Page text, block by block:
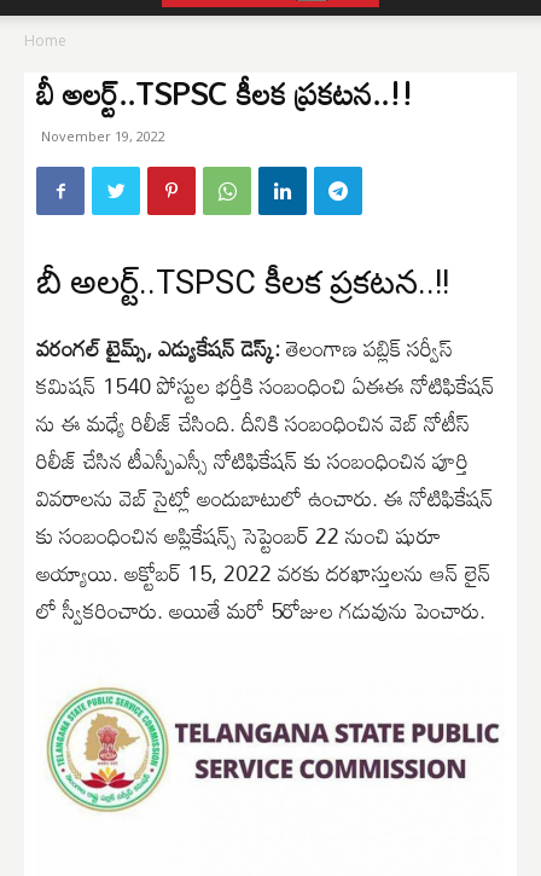
Home
బీ అలర్ట్..TSPSC కీలక ప్రకటన..!!
November 19, 2022
బీ అలర్ట్..TSPSC కీలక ప్రకటన..!!
వరంగల్ టైమ్స్, ఎడ్యుకేషన్ డెస్క్:తెలంగాణ పబ్లిక్ సర్వీస్
కమిషన్ 1540 పోస్టుల భర్తీకి సంబంధించి ఏఈఈ నోటిఫికేషన్
ను ఈ మధ్యే రిలీజ్ చేసింది. దీనికి సంబంధించిన వెబ్ నోటీస్
రిలీజ్ చేసిన టీఎస్పీఎస్సీ నోటిఫికేషన్ కు సంబంధించిన పూర్తి
వివరాలను వెబ్ సైట్లో అందుబాటులో ఉంచారు. ఈ నోటిఫికేషన్
కు సంబంధించిన అప్లికేషన్స్ సెప్టెంబర్ 22 నుంచి షురూ
అయ్యాయి. అక్టోబర్ 15, 2022 వరకు దరఖాస్తులను ఆన్ లైన్
లో స్వీకరించారు. అయితే మరో 5రోజుల గడువును పెంచారు.